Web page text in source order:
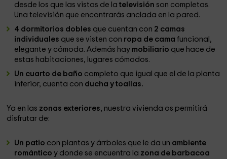
desde los que las vistas de latelevisión son completas.
Una televisión que encontrarás anclada en la pared.
4 dormitorios dobles que cuentan con 2 camas
individuales que se visten con ropa de camafuncional,
elegante y cómoda. Además hay mobiliario que hace de
estas habitaciones, lugares cómodos.
Un cuarto de baño completo que igual que el de la planta
inferior, cuenta con ducha y toallas.
Ya en las zonas exteriores, nuestra vivienda os permitirá
disfrutar de:
Un patio con plantas y árrboles que le da un ambiente
románticoy donde se encuentra la zona de barbacoa